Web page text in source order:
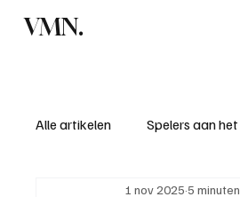
VMN.
Alle artikelen Spelers aan
1 nov 2025 5